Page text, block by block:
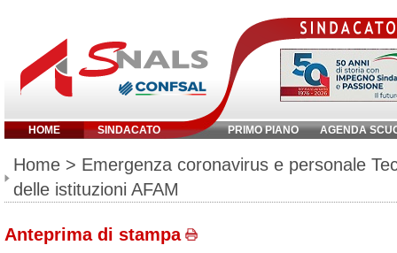
HOME SINDACATO PRIMO PIANO AGENDA
Inserisci parola chiave:
Home > Emergenza coronavirus e personale
delle istituzioni AFAM
Anteprima di stampa